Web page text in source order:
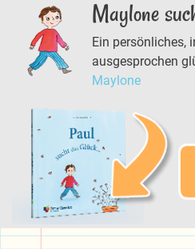
Maylone
Ein persönliches,
ausgesprochen
Maylone